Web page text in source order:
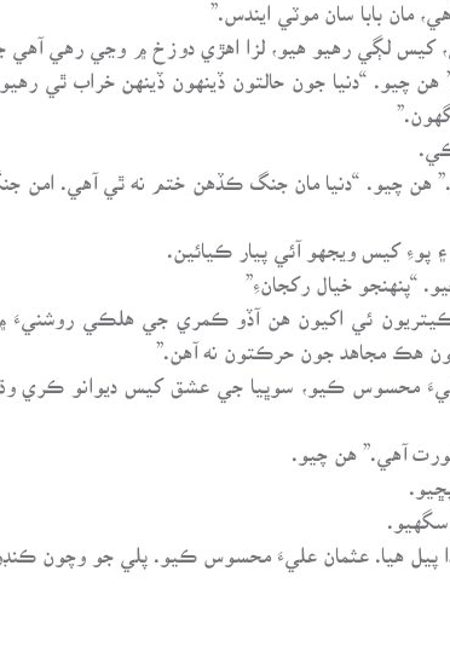
مان بابا سان موٽي ايندس.”
کيس لڳي رهيو هيو، لزا اهڙي دوزخ ۾ وڃي رهي
هن چيو. “دنيا جون حالتون ڏينهون ڏينهن خراب ٿي
هن چيو. “دنيا مان جنگ ڪڏهن ختم نه ٿي آهي. امن
پوءِ کيس ويجهو آئي پيار ڪيائين.
“پنهنجو خيال رکجانءِ”
ڪيتريون ئي اکيون هن آڏو ڪمري جي هلڪي
هڪ مجاهد جون حرڪتون نه آهن.”
عليءَ محسوس ڪيو، سوڀيا جي عشق کيس ديوانو ڪري
آهي.” هن چيو.
پيل هيا. عثمان عليءَ محسوس ڪيو. پلي جو وچون